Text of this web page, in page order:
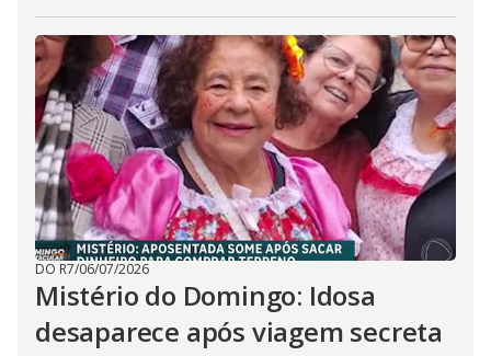
DO R7/06/07/2026
Mistério do Domingo: Idosa
desaparece após viagem secreta